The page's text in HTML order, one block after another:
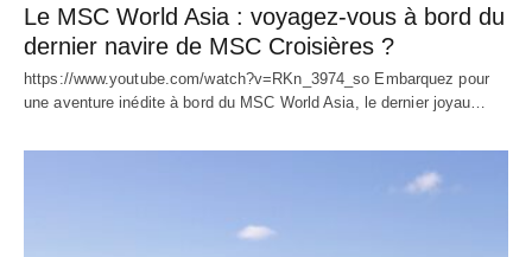
Le MSC World Asia : voyagez-vous à bord du
dernier navire de MSC Croisières ?
https://www.youtube.com/watch?v=RKn_3974_so Embarquez pour
une aventure inédite à bord du MSC World Asia, le dernier joyau…